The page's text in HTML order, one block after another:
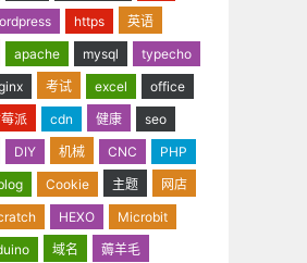
https
英语
apache mysql
typecho
考试 excel
office
派 cdn 健康
seo
DIY 机械 CNC
PHP
Cookie 主题
网店
HEXO
Microbit
域名
薅羊毛